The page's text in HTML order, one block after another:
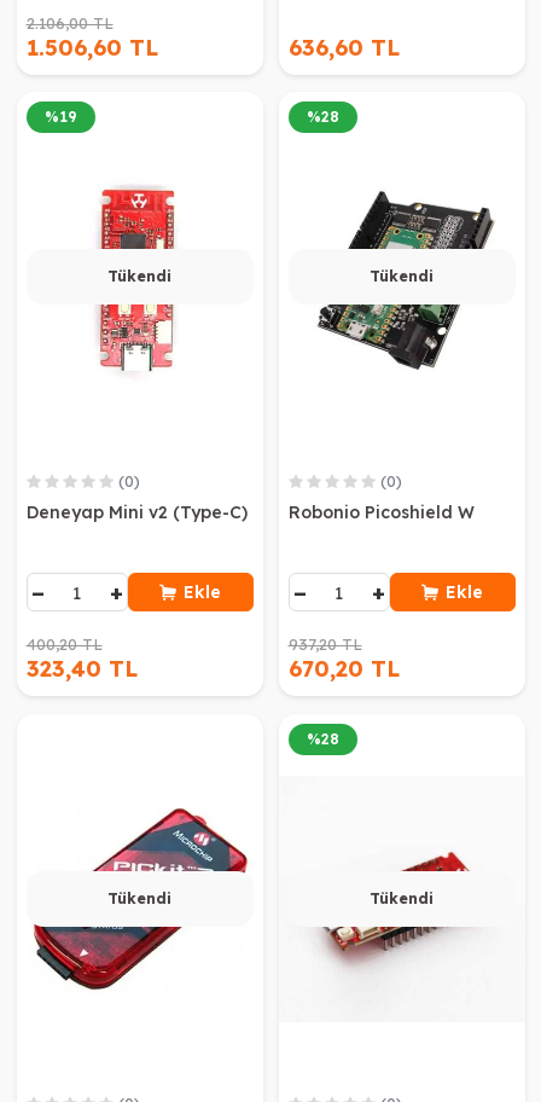
2.106,00 TL
1.506,60 TL 636,60 TL
Tükendi
%19
(0)
Deneyap Mini v2 (Type-C)
− + Ekle
400,20 TL
323,40 TL
Tükendi
%28
(0)
Robonio Picoshield W
− + Ekle
937,20 TL
670,20 TL
Tükendi Tükendi
%28